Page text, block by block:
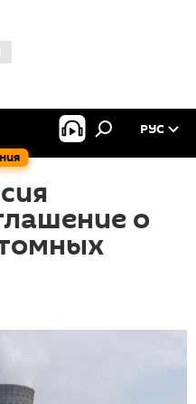
РУС
о